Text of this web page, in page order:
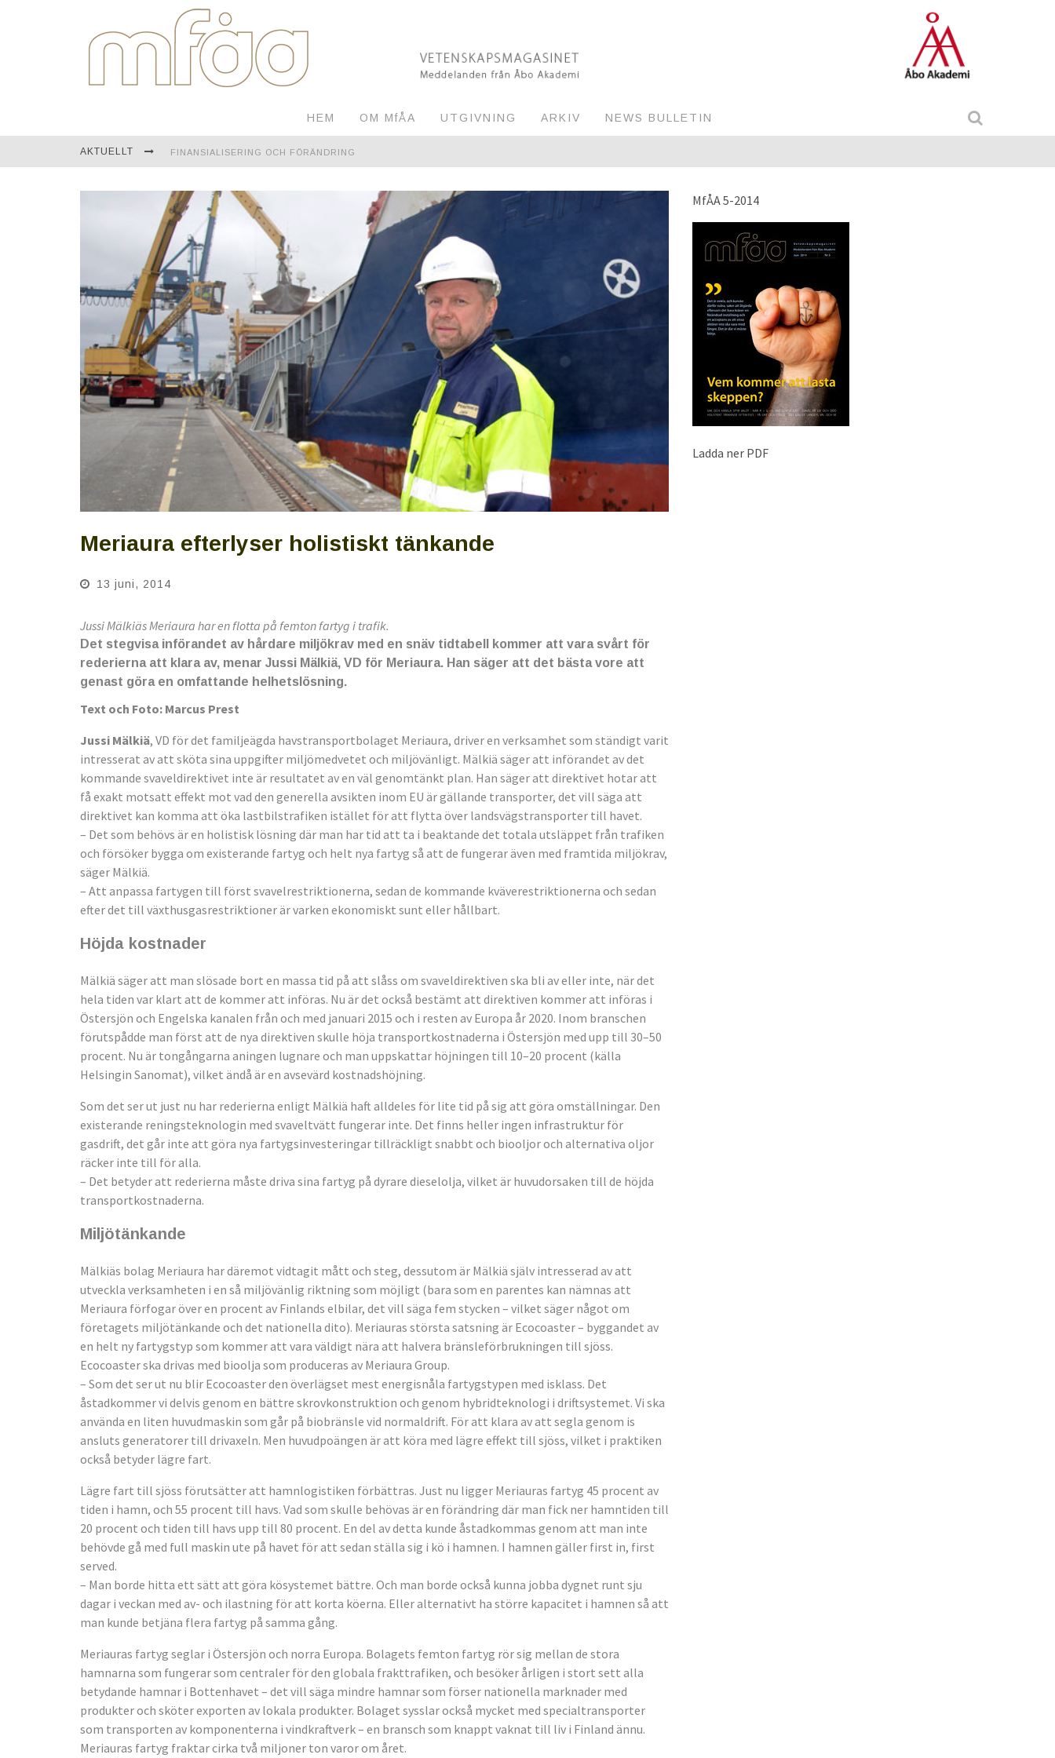
HEM OM MfÅA UTGIVNING ARKIV NEWS BULLETIN
AKTUELLT FINANSIALISERING OCH FÖRÄNDRING
TEKNOLOGI FÖR KONTINUERLIG ÖVERVAKNING AV MILJÖN
ÅBO AKADEMI FIRAR ETT FULLT SEKEL
Meriaura efterlyser holistiskt tänkande
13 juni, 2014
Jussi Mälkiäs Meriaura har en flotta på femton fartyg i trafik.
Det stegvisa införandet av hårdare miljökrav med en snäv tidtabell kommer att vara svårt för
rederierna att klara av, menar Jussi Mälkiä, VD för Meriaura. Han säger att det bästa vore att
genast göra en omfattande helhetslösning.
Text och Foto: Marcus Prest
Jussi Mälkiä, VD för det familjeägda havstransportbolaget Meriaura, driver en verksamhet som ständigt varit
intresserat av att sköta sina uppgifter miljömedvetet och miljövänligt. Mälkiä säger att införandet av det
kommande svaveldirektivet inte är resultatet av en väl genomtänkt plan. Han säger att direktivet hotar att
få exakt motsatt effekt mot vad den generella avsikten inom EU är gällande transporter, det vill säga att
direktivet kan komma att öka lastbilstrafiken istället för att flytta över landsvägstransporter till havet.
– Det som behövs är en holistisk lösning där man har tid att ta i beaktande det totala utsläppet från trafiken
och försöker bygga om existerande fartyg och helt nya fartyg så att de fungerar även med framtida miljökrav,
säger Mälkiä.
– Att anpassa fartygen till först svavelrestriktionerna, sedan de kommande kväverestriktionerna och sedan
efter det till växthusgasrestriktioner är varken ekonomiskt sunt eller hållbart.
Höjda kostnader
Mälkiä säger att man slösade bort en massa tid på att slåss om svaveldirektiven ska bli av eller inte, när det
hela tiden var klart att de kommer att införas. Nu är det också bestämt att direktiven kommer att införas i
Östersjön och Engelska kanalen från och med januari 2015 och i resten av Europa år 2020. Inom branschen
förutspådde man först att de nya direktiven skulle höja transportkostnaderna i Östersjön med upp till 30–50
procent. Nu är tongångarna aningen lugnare och man uppskattar höjningen till 10–20 procent (källa
Helsingin Sanomat), vilket ändå är en avsevärd kostnadshöjning.
Som det ser ut just nu har rederierna enligt Mälkiä haft alldeles för lite tid på sig att göra omställningar. Den
existerande reningsteknologin med svaveltvätt fungerar inte. Det finns heller ingen infrastruktur för
gasdrift, det går inte att göra nya fartygsinvesteringar tillräckligt snabbt och biooljor och alternativa oljor
räcker inte till för alla.
– Det betyder att rederierna måste driva sina fartyg på dyrare dieselolja, vilket är huvudorsaken till de höjda
transportkostnaderna.
Miljötänkande
Mälkiäs bolag Meriaura har däremot vidtagit mått och steg, dessutom är Mälkiä själv intresserad av att
utveckla verksamheten i en så miljövänlig riktning som möjligt (bara som en parentes kan nämnas att
Meriaura förfogar över en procent av Finlands elbilar, det vill säga fem stycken – vilket säger något om
företagets miljötänkande och det nationella dito). Meriauras största satsning är Ecocoaster – byggandet av
en helt ny fartygstyp som kommer att vara väldigt nära att halvera bränsleförbrukningen till sjöss.
Ecocoaster ska drivas med bioolja som produceras av Meriaura Group.
– Som det ser ut nu blir Ecocoaster den överlägset mest energisnåla fartygstypen med isklass. Det
åstadkommer vi delvis genom en bättre skrovkonstruktion och genom hybridteknologi i driftsystemet. Vi ska
använda en liten huvudmaskin som går på biobränsle vid normaldrift. För att klara av att segla genom is
ansluts generatorer till drivaxeln. Men huvudpoängen är att köra med lägre effekt till sjöss, vilket i praktiken
också betyder lägre fart.
Lägre fart till sjöss förutsätter att hamnlogistiken förbättras. Just nu ligger Meriauras fartyg 45 procent av
tiden i hamn, och 55 procent till havs. Vad som skulle behövas är en förändring där man fick ner hamntiden till
20 procent och tiden till havs upp till 80 procent. En del av detta kunde åstadkommas genom att man inte
behövde gå med full maskin ute på havet för att sedan ställa sig i kö i hamnen. I hamnen gäller first in, first
served.
– Man borde hitta ett sätt att göra kösystemet bättre. Och man borde också kunna jobba dygnet runt sju
dagar i veckan med av- och ilastning för att korta köerna. Eller alternativt ha större kapacitet i hamnen så att
man kunde betjäna flera fartyg på samma gång.
Meriauras fartyg seglar i Östersjön och norra Europa. Bolagets femton fartyg rör sig mellan de stora
hamnarna som fungerar som centraler för den globala frakttrafiken, och besöker årligen i stort sett alla
betydande hamnar i Bottenhavet – det vill säga mindre hamnar som förser nationella marknader med
produkter och sköter exporten av lokala produkter. Bolaget sysslar också mycket med specialtransporter
som transporten av komponenterna i vindkraftverk – en bransch som knappt vaknat till liv i Finland ännu.
Meriauras fartyg fraktar cirka två miljoner ton varor om året.
MfÅA 5-2014
Ladda ner PDF